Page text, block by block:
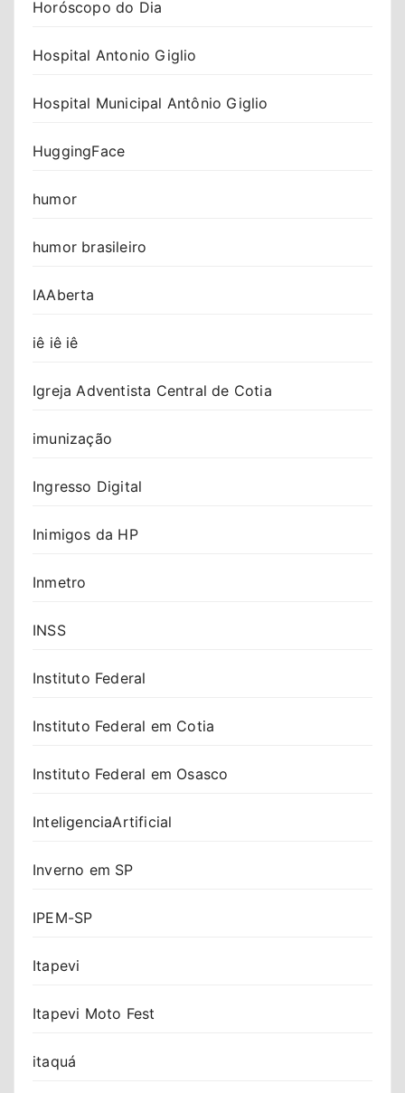
Horóscopo do Dia
Hospital Antonio Giglio
Hospital Municipal Antônio Giglio
HuggingFace
humor
humor brasileiro
IAAberta
iê iê iê
Igreja Adventista Central de Cotia
imunização
Ingresso Digital
Inimigos da HP
Inmetro
INSS
Instituto Federal
Instituto Federal em Cotia
Instituto Federal em Osasco
InteligenciaArtificial
Inverno em SP
IPEM-SP
Itapevi
Itapevi Moto Fest
itaquá